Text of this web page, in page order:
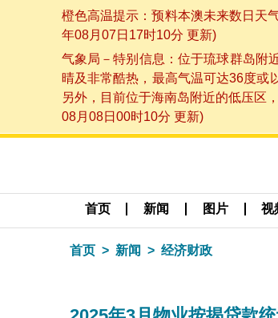
橙色高温提示：预料本澳未来数日天
年08月07日17时10分 更新)
气象局－特别信息：位于琉球群岛附
晴及非常酷热，最高气温可达36度或
另外，目前位于海南岛附近的低压区
08月08日00时10分 更新)
首页 新闻 图片 视
首页 新闻 经济财政